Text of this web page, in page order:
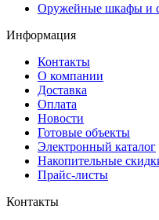
Оружейные шкафы и
Информация
Контакты
О компании
Доставка
Оплата
Новости
Готовые объекты
Электронный каталог
Накопительные
Прайс-листы
Контакты